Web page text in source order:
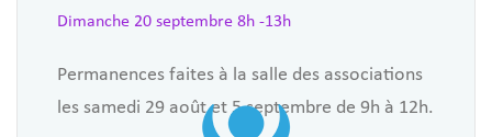
Dimanche 20 septembre 8h -13h
Permanences faites à la salle des associations
les samedi 29 août et 5 septembre de 9h à 12h.